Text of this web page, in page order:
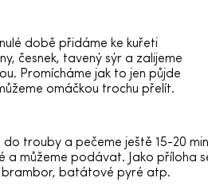
době přidáme ke kuřeti
česnek, tavený sýr a zalijeme
Promícháme jak to jen půjde
omáčkou trochu přelít.
do trouby a pečeme ještě 15-20
a můžeme podávat. Jako příloha
brambor, batátové pyré atp.